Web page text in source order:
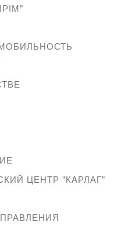
ЦЕНТР "КАРЛАГ"